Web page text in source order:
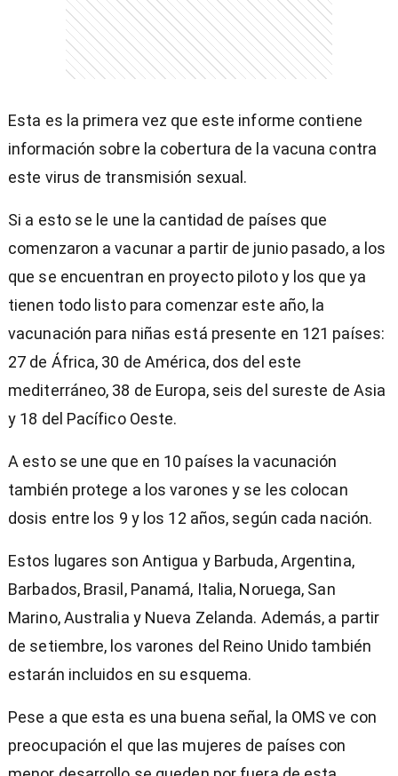
Esta es la primera vez que este informe contiene
información sobre la cobertura de la vacuna contra
este virus de transmisión sexual.
Si a esto se le une la cantidad de países que
comenzaron a vacunar a partir de junio pasado, a los
que se encuentran en proyecto piloto y los que ya
tienen todo listo para comenzar este año, la
vacunación para niñas está presente en 121 países:
27 de África, 30 de América, dos del este
mediterráneo, 38 de Europa, seis del sureste de Asia
y 18 del Pacífico Oeste.
A esto se une que en 10 países la vacunación
también protege a los varones y se les colocan
dosis entre los 9 y los 12 años, según cada nación.
Estos lugares son Antigua y Barbuda, Argentina,
Barbados, Brasil, Panamá, Italia, Noruega, San
Marino, Australia y Nueva Zelanda. Además, a partir
de setiembre, los varones del Reino Unido también
estarán incluidos en su esquema.
Pese a que esta es una buena señal, la OMS ve con
preocupación el que las mujeres de países con